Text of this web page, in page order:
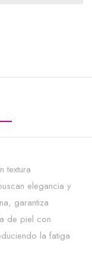
textura
elegancia y
garantiza
de piel con
la fatiga